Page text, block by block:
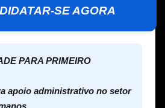
SE AGORA
PARA PRIMEIRO
apoio administrativo no setor